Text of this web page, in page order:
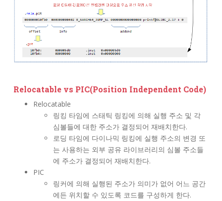
Relocatable vs PIC(Position Independent Code)
Relocatable
링킹 타임에 스태틱 링킹에 의해 실행 주소 및 각
심볼들에 대한 주소가 결정되어 재배치한다.
로딩 타임에 다이나믹 링킹에 실행 주소의 변경 또
는 사용하는 외부 공유 라이브러리의 심볼 주소들
에 주소가 결정되어 재배치한다.
PIC
링커에 의해 실행된 주소가 의미가 없어 어느 공간
에든 위치할 수 있도록 코드를 구성하게 한다.